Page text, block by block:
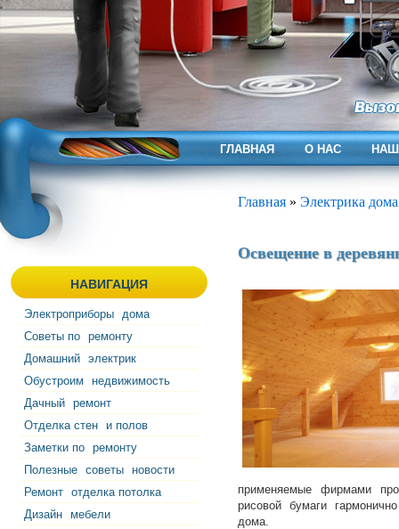
ГЛАВНАЯ О НАС
НАВИГАЦИЯ
Электроприборы дома
Советы по ремонту
Домашний электрик
Обустроим
недвижимость
Дачный ремонт
Отделка стен
и полов
Заметки по ремонту
Полезные советы
новости
Ремонт отделка потолка
Дизайн
мебели
Главная » Электрика дома
Освещение в
применяемые фирмами
рисовой бумаги
дома.